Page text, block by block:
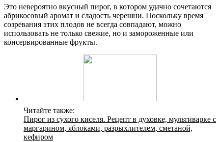
Это невероятно вкусный пирог, в котором удачно сочетаются
абрикосовый аромат и сладость черешни. Поскольку время
созревания этих плодов не всегда совпадают, можно
использовать не только свежие, но и замороженные или
консервированные фрукты.
Читайте также:
Пирог из сухого киселя. Рецепт в духовке, мультиварке с
маргарином, яблоками, разрыхлителем, сметаной,
кефиром